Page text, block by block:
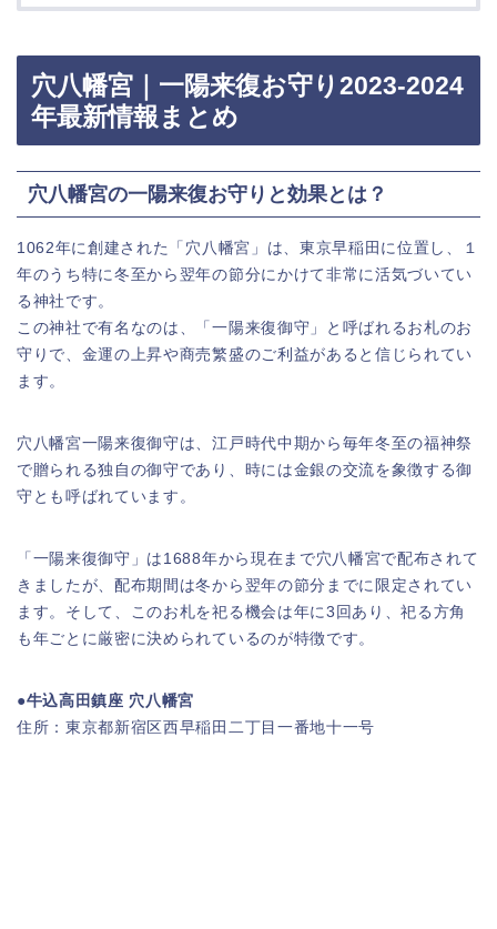
穴八幡宮｜一陽来復お守り2023-2024
年最新情報まとめ
穴八幡宮の一陽来復お守りと効果とは？
1062年に創建された「穴八幡宮」は、東京早稲田に位置し、１
年のうち特に冬至から翌年の節分にかけて非常に活気づいてい
る神社です。
この神社で有名なのは、「一陽来復御守」と呼ばれるお札のお
守りで、金運の上昇や商売繁盛のご利益があると信じられてい
ます。
穴八幡宮一陽来復御守は、江戸時代中期から毎年冬至の福神祭
で贈られる独自の御守であり、時には金銀の交流を象徴する御
守とも呼ばれています。
「一陽来復御守」は1688年から現在まで穴八幡宮で配布されて
きましたが、配布期間は冬から翌年の節分までに限定されてい
ます。そして、このお札を祀る機会は年に3回あり、祀る方角
も年ごとに厳密に決められているのが特徴です。
●牛込高田鎮座 穴八幡宮
住所：東京都新宿区西早稲田二丁目一番地十一号